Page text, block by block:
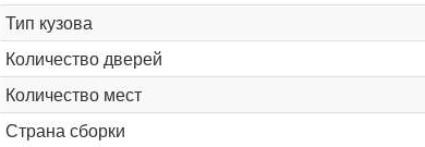
Тип кузова
Количество дверей
Количество мест
Страна сборки